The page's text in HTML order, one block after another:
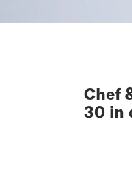
Chef
30 in